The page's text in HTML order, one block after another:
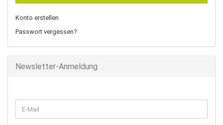
Konto erstellen
Passwort vergessen?
Newsletter-Anmeldung
ZUR
E-
Mail